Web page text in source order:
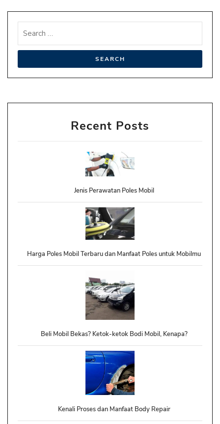
Recent Posts
Jenis Perawatan Poles Mobil
Harga Poles Mobil Terbaru dan Manfaat Poles untuk Mobilmu
Beli Mobil Bekas? Ketok-ketok Bodi Mobil, Kenapa?
Kenali Proses dan Manfaat Body Repair